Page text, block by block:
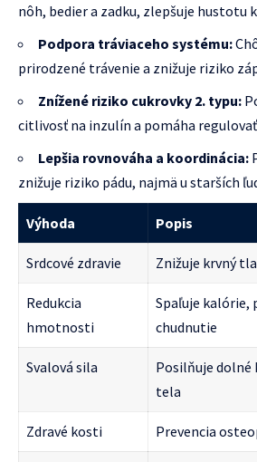
nôh, bedier a zadku, zlepšuje hustotu
Podpora tráviaceho systému:
prirodzené trávenie a znižuje riziko
Znížené riziko cukrovky 2. typu:
citlivosť na inzulín a pomáha
Lepšia rovnováha a koordinácia:
znižuje riziko pádu, najmä u starších
Výhoda Popis
Srdcové zdravie Znižuje krvný
Redukcia
hmotnosti
Spaľuje kalórie,
chudnutie
Svalová sila
Posilňuje dolné
tela
Zdravé kosti Prevencia